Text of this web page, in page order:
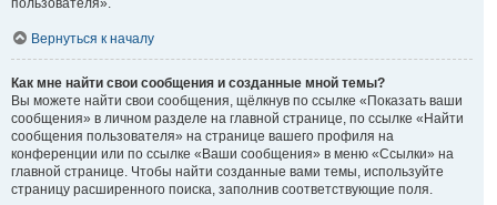
пользователя».
Вернуться к началу
Как мне найти свои сообщения и созданные мной темы?
Вы можете найти свои сообщения, щёлкнув по ссылке «Показать ваши
сообщения» в личном разделе на главной странице, по ссылке «Найти
сообщения пользователя» на странице вашего профиля на
конференции или по ссылке «Ваши сообщения» в меню «Ссылки» на
главной странице. Чтобы найти созданные вами темы, используйте
страницу расширенного поиска, заполнив соответствующие поля.